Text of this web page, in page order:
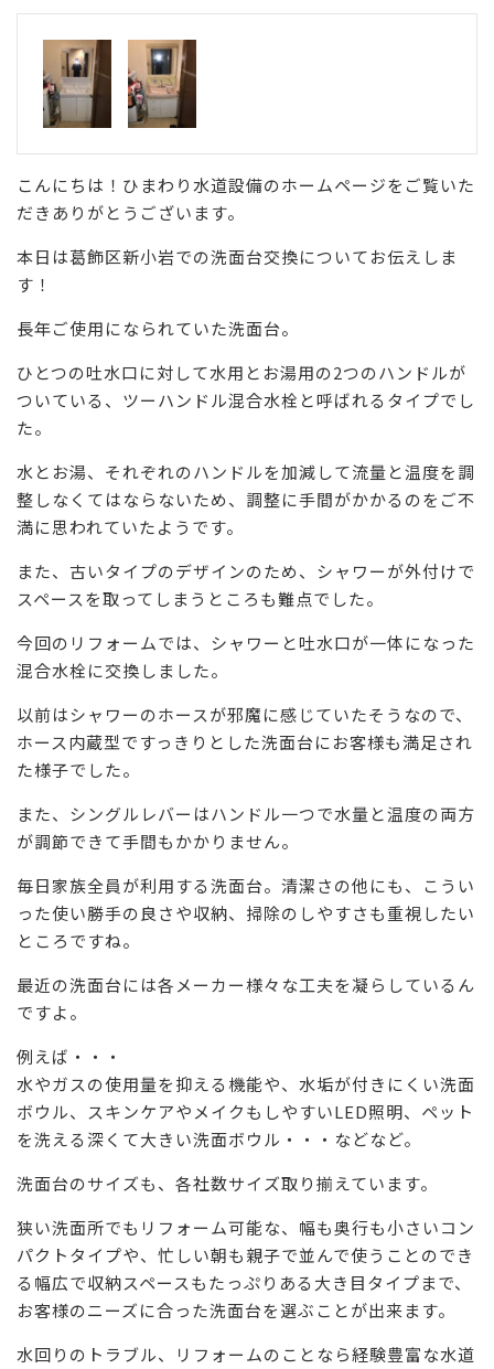
こんにちは！ひまわり水道設備のホームページをご覧いた
だきありがとうございます。
本日は葛飾区新小岩での洗面台交換についてお伝えしま
す！
長年ご使用になられていた洗面台。
ひとつの吐水口に対して水用とお湯用の2つのハンドルが
ついている、ツーハンドル混合水栓と呼ばれるタイプでし
た。
水とお湯、それぞれのハンドルを加減して流量と温度を調
整しなくてはならないため、調整に手間がかかるのをご不
満に思われていたようです。
また、古いタイプのデザインのため、シャワーが外付けで
スペースを取ってしまうところも難点でした。
今回のリフォームでは、シャワーと吐水口が一体になった
混合水栓に交換しました。
以前はシャワーのホースが邪魔に感じていたそうなので、
ホース内蔵型ですっきりとした洗面台にお客様も満足され
た様子でした。
また、シングルレバーはハンドル一つで水量と温度の両方
が調節できて手間もかかりません。
毎日家族全員が利用する洗面台。清潔さの他にも、こうい
った使い勝手の良さや収納、掃除のしやすさも重視したい
ところですね。
最近の洗面台には各メーカー様々な工夫を凝らしているん
ですよ。
例えば・・・
水やガスの使用量を抑える機能や、水垢が付きにくい洗面
ボウル、スキンケアやメイクもしやすいLED照明、ペット
を洗える深くて大きい洗面ボウル・・・などなど。
洗面台のサイズも、各社数サイズ取り揃えています。
狭い洗面所でもリフォーム可能な、幅も奥行も小さいコン
パクトタイプや、忙しい朝も親子で並んで使うことのでき
る幅広で収納スペースもたっぷりある大き目タイプまで、
お客様のニーズに合った洗面台を選ぶことが出来ます。
水回りのトラブル、リフォームのことなら経験豊富な水道